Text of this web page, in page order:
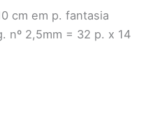
cm em p. fantasia
nº 2,5mm = 32 p. x 14